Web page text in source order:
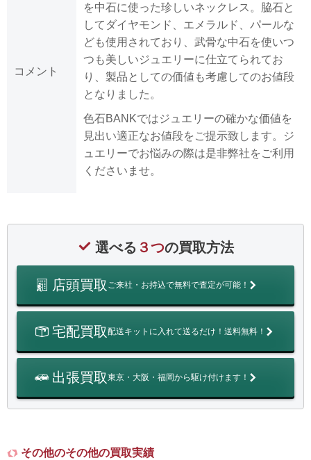
コメント
を中石に使った珍しいネックレス。脇石と
してダイヤモンド、エメラルド、パールな
ども使用されており、武骨な中石を使いつ
つも美しいジュエリーに仕立てられてお
り、製品としての価値も考慮してのお値段
となりました。
色石BANKではジュエリーの確かな価値を
見出い適正なお値段をご提示致します。ジ
ュエリーでお悩みの際は是非弊社をご利用
くださいませ。
選べる ３つの買取方法
店頭買取 ご来社・お持込で無料で査定が可能！
宅配買取配送キットに入れて送るだけ！送料無料！
出張買取東京・大阪・福岡から駆け付けます！
その他のその他の買取実績